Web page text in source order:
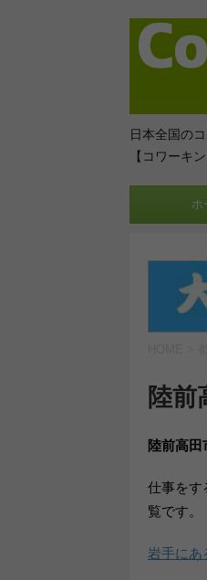
日本全国の
【コワーキ
ホ
陸前
陸前高田
仕事をす
覧です。
岩手にあ